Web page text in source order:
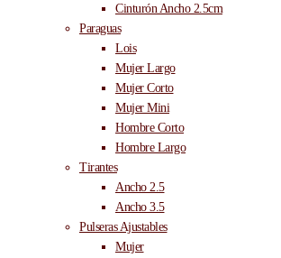
Cinturón Ancho 2.5cm
Paraguas
Lois
Mujer Largo
Mujer Corto
Mujer Mini
Hombre Corto
Hombre Largo
Tirantes
Ancho 2.5
Ancho 3.5
Pulseras Ajustables
Mujer